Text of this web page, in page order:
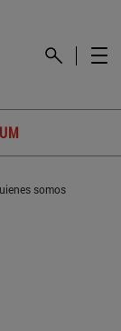
somos